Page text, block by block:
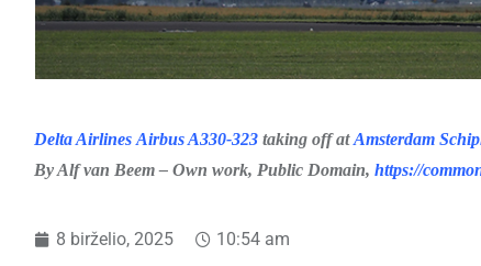
Delta Airlines Airbus A330-323 taking off atAmsterdam
By Alf van Beem – Own work, Public Domain, https://
8 birželio, 2025 10:54 am